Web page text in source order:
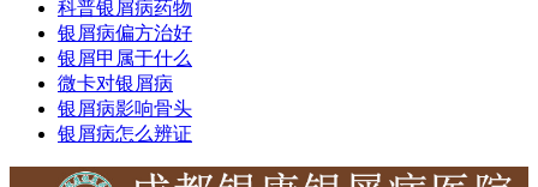
科普银屑病药物
银屑病偏方治好
银屑甲属于什么
微卡对银屑病
银屑病影响骨头
银屑病怎么辨证